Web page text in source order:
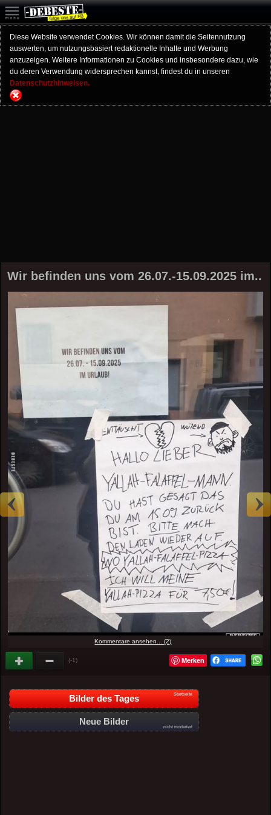
Diese Website verwendet Cookies. Wir können damit die Seitennutzung
auswerten, um nutzungsbasiert redaktionelle Inhalte und Werbung
anzuzeigen. Weitere Informationen zu Cookies und insbesondere dazu, wie
du deren Verwendung widersprechen kannst, findest du in unseren
Datenschutzhinweisen.
Wir befinden uns vom 26.07.-15.09.2025 im..
Kommentare ansehen... (2)
(-1) Merken
Bilder des Tages Startseite
Neue Bilder
nicht moderiert